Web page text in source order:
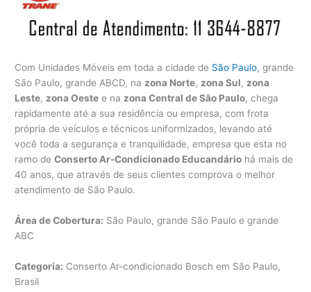
Com Unidades Móveis em toda a cidade de São Paulo, grande
São Paulo, grande ABCD, na zona Norte, zona Sul, zona
Leste, zona Oeste e na zona Central de São Paulo, chega
rapidamente até a sua residência ou empresa, com frota
própria de veículos e técnicos uniformizados, levando até
você toda a segurança e tranquilidade, empresa que esta no
ramo deConserto Ar-Condicionado Educandário há mais de
40 anos, que através de seus clientes comprova o melhor
atendimento de São Paulo.
Área de Cobertura: São Paulo, grande São Paulo e grande
ABC
Categoria: Conserto Ar-condicionado Bosch em São Paulo,
Brasil